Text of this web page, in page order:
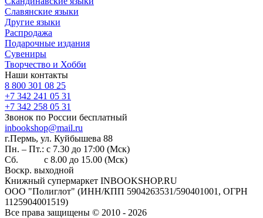
Славянские языки
Другие языки
Распродажа
Подарочные издания
Сувениры
Творчество и Хобби
Наши контакты
8 800 301 08 25
+7 342 241 05 31
+7 342 258 05 31
Звонок по России бесплатный
inbookshop@mail.ru
г.Пермь, ул. Куйбышева 88
Пн. – Пт.: с 7.30 до 17:00 (Мск)
Сб. с 8.00 до 15.00 (Мск)
Воскр. выходной
Книжный супермаркет INBOOKSHOP.RU
ООО "Полиглот" (ИНН/КПП 5904263531/590401001, ОГРН
1125904001519)
Все права защищены © 2010 - 2026